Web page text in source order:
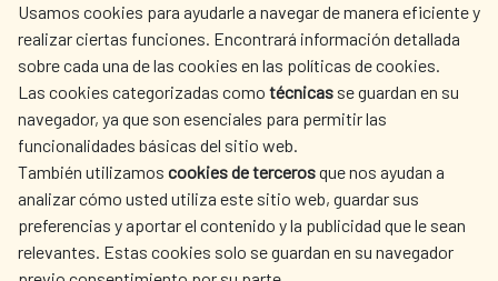
Usamos cookies para ayudarle a navegar de manera eficiente y
realizar ciertas funciones. Encontrará información detallada
sobre cada una de las cookies en las políticas de cookies.
Las cookies categorizadas como técnicas se guardan en su
navegador, ya que son esenciales para permitir las
funcionalidades básicas del sitio web.
También utilizamos cookies de tercerosque nos ayudan a
analizar cómo usted utiliza este sitio web, guardar sus
preferencias y aportar el contenido y la publicidad que le sean
relevantes. Estas cookies solo se guardan en su navegador
AECID
WHERE DO WE COOPERATE?
SPANISH HUMANITARIAN
ACTION
PRESS ROOM
CULTURE AND SCIENCE LIBRARY